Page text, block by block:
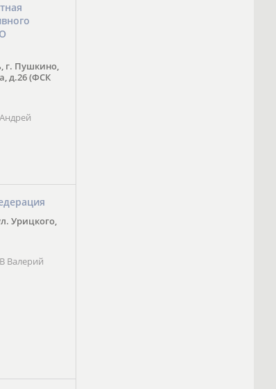
г. Пушкино,
д.26 (ФСК
Урицкого,
Валерий